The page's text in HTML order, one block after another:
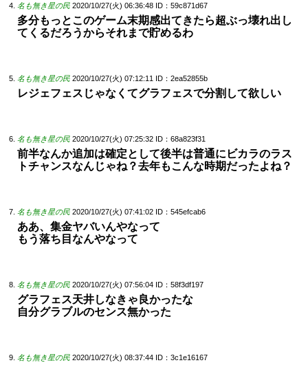
名も無き星の民 2020/10/27(火) 06:36:48 ID：59c871d67
多分もっとこのゲーム末期感出てきたら超ぶっ壊れ出し
てくるだろうからそれまで貯めるわ
名も無き星の民 2020/10/27(火) 07:12:11 ID：2ea52855b
レジェフェスじゃなくてグラフェスで分割して欲しい
名も無き星の民 2020/10/27(火) 07:25:32 ID：68a823f31
前半なんか追加は確定として後半は普通にビカラのラス
トチャンスなんじゃね？去年もこんな時期だったよね？
名も無き星の民 2020/10/27(火) 07:41:02 ID：545efcab6
ああ、集金ヤバいんやなって
もう落ち目なんやなって
名も無き星の民 2020/10/27(火) 07:56:04 ID：58f3df197
グラフェス天井しなきゃ良かったな
自分グラブルのセンス無かった
名も無き星の民 2020/10/27(火) 08:37:44 ID：3c1e16167